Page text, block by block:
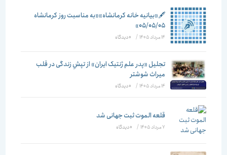
🖋️«بیانیه خانه کرمانشاه»«به مناسبت روز کرمانشاه
۰۵/۰۵/۰۵»
14 مرداد 1405 / ۰ دیدگاه
تجلیل «پدر علم ژنتیک ایران» از تپشِ زندگی در قلب
میراث شوشتر
14 مرداد 1405 / ۰ دیدگاه
قلعه الموت ثبت جهانی شد
/ ۰ دیدگاه